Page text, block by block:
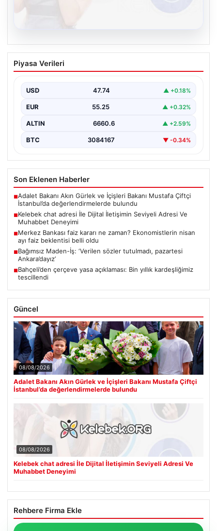
08.08.2026
Kelebek chat adresi İle Dijital İletişimin
Seviyeli Adresi Ve Muhabbet Deneyimi
oluşturması büyük bir hassasiyet taşımaktadır.
Günümüzde çeşitli…
Piyasa Verileri
USD 47.74 ▲ +0.18%
EUR 55.25 ▲ +0.32%
ALTIN 6660.6 ▲ +2.59%
BTC 3084167 ▼ -0.34%
Son Eklenen Haberler
■Adalet Bakanı Akın Gürlek ve İçişleri Bakanı Mustafa Çiftçi
İstanbul’da değerlendirmelerde bulundu
■Kelebek chat adresi İle Dijital İletişimin Seviyeli Adresi Ve
Muhabbet Deneyimi
■Merkez Bankası faiz kararı ne zaman? Ekonomistlerin nisan
ayı faiz beklentisi belli oldu
■Bağımsız Maden-İş: ‘Verilen sözler tutulmadı, pazartesi
Ankara’dayız’
■Bahçeli’den çerçeve yasa açıklaması: Bin yıllık kardeşliğimiz
tescillendi
Güncel
08/08/2026
Adalet Bakanı Akın Gürlek ve İçişleri Bakanı Mustafa Çiftçi
İstanbul’da değerlendirmelerde bulundu
08/08/2026
Kelebek chat adresi İle Dijital İletişimin Seviyeli Adresi Ve
Muhabbet Deneyimi
Rehbere Firma Ekle